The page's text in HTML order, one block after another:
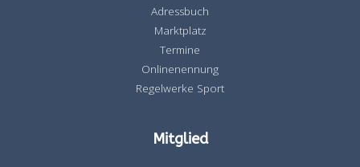
Adressbuch
Marktplatz
Termine
Onlinenennung
Regelwerke Sport
Mitglied